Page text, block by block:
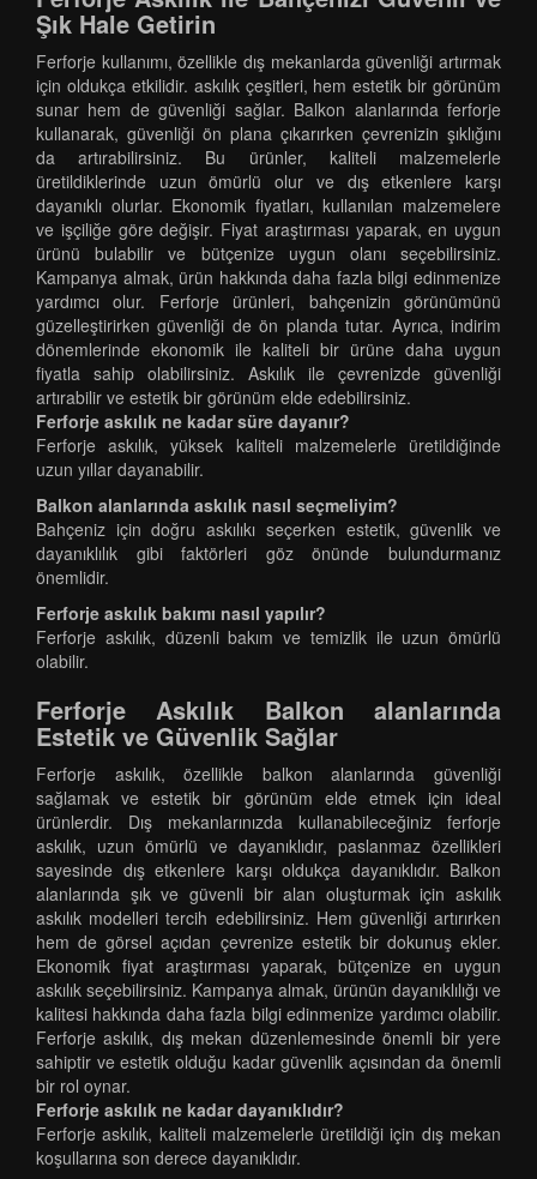
Şık Hale Getirin
Ferforje kullanımı, özellikle dış mekanlarda güvenliği artırmak
için oldukça etkilidir. askılık çeşitleri, hem estetik bir görünüm
sunar hem de güvenliği sağlar. Balkon alanlarında ferforje
kullanarak, güvenliği ön plana çıkarırken çevrenizin şıklığını
da artırabilirsiniz. Bu ürünler, kaliteli malzemelerle
üretildiklerinde uzun ömürlü olur ve dış etkenlere karşı
dayanıklı olurlar. Ekonomik fiyatları, kullanılan malzemelere
ve işçiliğe göre değişir. Fiyat araştırması yaparak, en uygun
ürünü bulabilir ve bütçenize uygun olanı seçebilirsiniz.
Kampanya almak, ürün hakkında daha fazla bilgi edinmenize
yardımcı olur. Ferforje ürünleri, bahçenizin görünümünü
güzelleştirirken güvenliği de ön planda tutar. Ayrıca, indirim
dönemlerinde ekonomik ile kaliteli bir ürüne daha uygun
fiyatla sahip olabilirsiniz. Askılık ile çevrenizde güvenliği
artırabilir ve estetik bir görünüm elde edebilirsiniz.
Ferforje askılık ne kadar süre dayanır?
Ferforje askılık, yüksek kaliteli malzemelerle üretildiğinde
uzun yıllar dayanabilir.
Balkon alanlarında askılık nasıl seçmeliyim?
Bahçeniz için doğru askılıkı seçerken estetik, güvenlik ve
dayanıklılık gibi faktörleri göz önünde bulundurmanız
önemlidir.
Ferforje askılık bakımı nasıl yapılır?
Ferforje askılık, düzenli bakım ve temizlik ile uzun ömürlü
olabilir.
Ferforje Askılık Balkon alanlarında
Estetik ve Güvenlik Sağlar
Ferforje askılık, özellikle balkon alanlarında güvenliği
sağlamak ve estetik bir görünüm elde etmek için ideal
ürünlerdir. Dış mekanlarınızda kullanabileceğiniz ferforje
askılık, uzun ömürlü ve dayanıklıdır, paslanmaz özellikleri
sayesinde dış etkenlere karşı oldukça dayanıklıdır. Balkon
alanlarında şık ve güvenli bir alan oluşturmak için askılık
askılık modelleri tercih edebilirsiniz. Hem güvenliği artırırken
hem de görsel açıdan çevrenize estetik bir dokunuş ekler.
Ekonomik fiyat araştırması yaparak, bütçenize en uygun
askılık seçebilirsiniz. Kampanya almak, ürünün dayanıklılığı ve
kalitesi hakkında daha fazla bilgi edinmenize yardımcı olabilir.
Ferforje askılık, dış mekan düzenlemesinde önemli bir yere
sahiptir ve estetik olduğu kadar güvenlik açısından da önemli
bir rol oynar.
Ferforje askılık ne kadar dayanıklıdır?
Ferforje askılık, kaliteli malzemelerle üretildiği için dış mekan
koşullarına son derece dayanıklıdır.